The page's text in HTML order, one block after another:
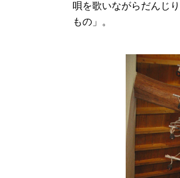
唄を歌いながらだんじ
もの」。